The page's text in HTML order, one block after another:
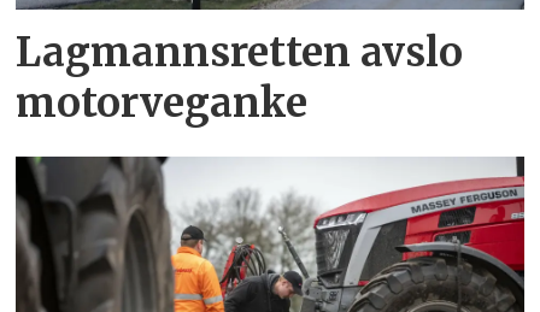
Lagmannsretten avslo
motorveganke